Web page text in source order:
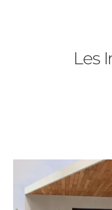
Volets
Appartement
Autre
Les